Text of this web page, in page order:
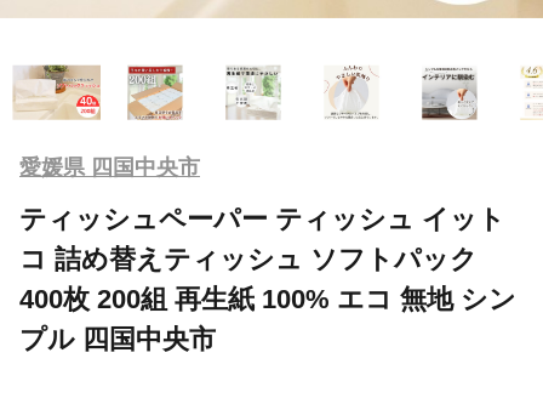
愛媛県 四国中央市
ティッシュペーパー ティッシュ イット
コ 詰め替えティッシュ ソフトパック
400枚 200組 再生紙 100% エコ 無地 シン
プル 四国中央市